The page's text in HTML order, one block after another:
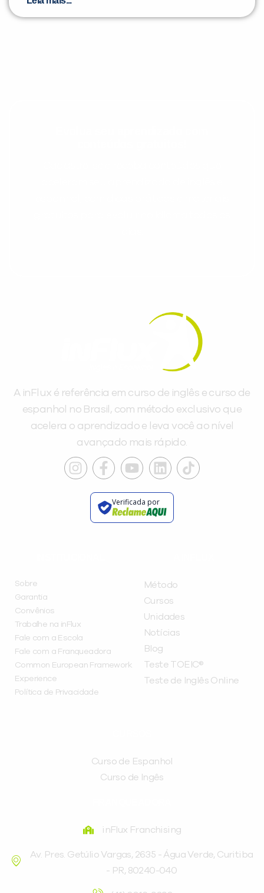
A inFlux é referência em curso de inglês e curso de
espanhol no Brasil, com método exclusivo que
acelera o aprendizado e leva você ao nível
avançado mais rápido.
Verificada por
Sobre
Garantia
Convênios
Trabalhe na inFlux
Fale com a Escola
Fale com a Franqueadora
Common European Framework
Experience
Política de Privacidade
Método
Cursos
Unidades
Notícias
Blog
Teste TOEIC®
Teste de Inglês Online
Curso de Espanhol
Curso de Ingês
inFlux Franchising
Av. Pres. Getúlio Vargas, 2635 - Água Verde, Curitiba
- PR, 80240-040